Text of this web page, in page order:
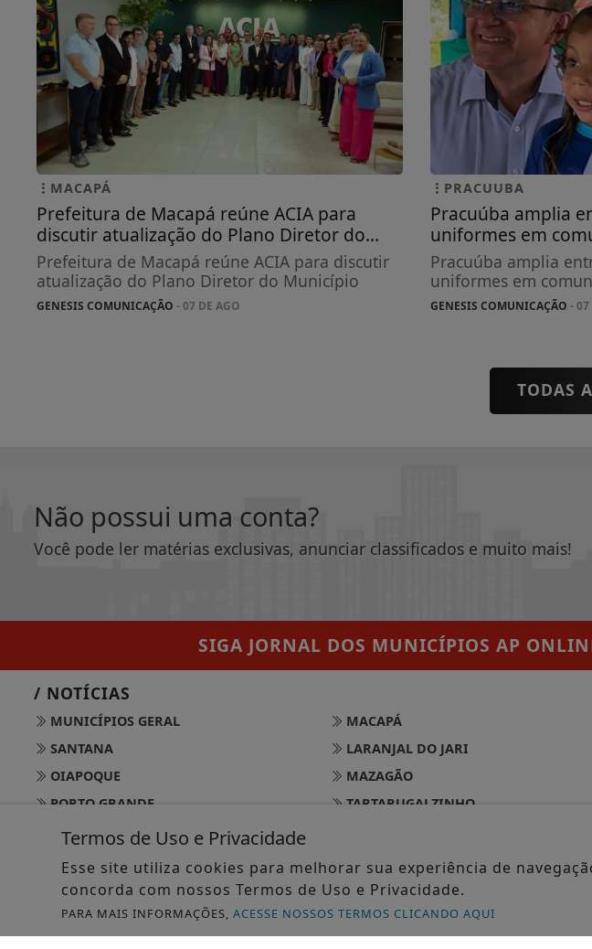
MACAPÁ
Prefeitura de Macapá reúne ACIA para
discutir atualização do Plano Diretor do...
Prefeitura de Macapá reúne ACIA para discutir
atualização do Plano Diretor do Município
GENESIS COMUNICAÇÃO - 07 DE AGO
PRACUUBA
Pracuúba amplia
uniformes em
Pracuúba amplia
uniformes em
GENESIS COMUNICAÇÃO - 07
TODAS
Não possui uma conta?
Você pode ler matérias exclusivas, anunciar classificados e muito mais!
SIGA JORNAL DOS MUNICÍPIOS AP
/ NOTÍCIAS
MUNICÍPIOS GERAL
MACAPÁ
SANTANA
LARANJAL DO JARI
OIAPOQUE
MAZAGÃO
PORTO GRANDE
TARTARUGALZINHO
PEDRA BRANCA DO AMAPARI
CALÇOENE
FERREIRA GOMES
CUTIAS
ITAUBAL
SERRA DO NAVIO
PRACUUBA
Termos de Uso e Privacidade
Esse site utiliza cookies para melhorar sua experiência de
concorda com nossos Termos de Uso e Privacidade.
PARA MAIS INFORMAÇÕES,ACESSE NOSSOS TERMOS CLICANDO AQUI